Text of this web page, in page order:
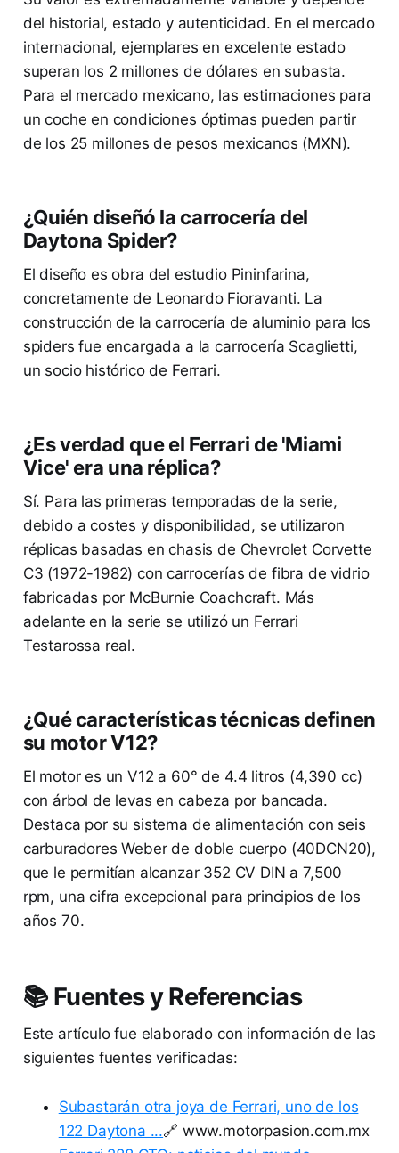
del historial, estado y autenticidad. En el mercado
internacional, ejemplares en excelente estado
superan los 2 millones de dólares en subasta.
Para el mercado mexicano, las estimaciones para
un coche en condiciones óptimas pueden partir
de los 25 millones de pesos mexicanos (MXN).
¿Quién diseñó la carrocería del
Daytona Spider?
El diseño es obra del estudio Pininfarina,
concretamente de Leonardo Fioravanti. La
construcción de la carrocería de aluminio para los
spiders fue encargada a la carrocería Scaglietti,
un socio histórico de Ferrari.
¿Es verdad que el Ferrari de 'Miami
Vice' era una réplica?
Sí. Para las primeras temporadas de la serie,
debido a costes y disponibilidad, se utilizaron
réplicas basadas en chasis de Chevrolet Corvette
C3 (1972-1982) con carrocerías de fibra de vidrio
fabricadas por McBurnie Coachcraft. Más
adelante en la serie se utilizó un Ferrari
Testarossa real.
¿Qué características técnicas definen
su motor V12?
El motor es un V12 a 60° de 4.4 litros (4,390 cc)
con árbol de levas en cabeza por bancada.
Destaca por su sistema de alimentación con seis
carburadores Weber de doble cuerpo (40DCN20),
que le permitían alcanzar 352 CV DIN a 7,500
rpm, una cifra excepcional para principios de los
años 70.
📚 Fuentes y Referencias
Este artículo fue elaborado con información de las
siguientes fuentes verificadas:
Subastarán otra joya de Ferrari, uno de los
122 Daytona ...🔗 www.motorpasion.com.mx